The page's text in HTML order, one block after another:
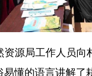
资源局工作人员向
懂的语言讲解了